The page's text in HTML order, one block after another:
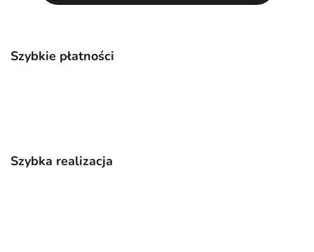
Szybkie płatności
Szybka realizacja